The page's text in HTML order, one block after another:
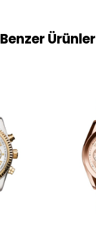
Benzer Ürünler